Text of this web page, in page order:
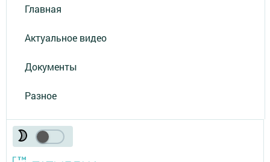
Главная
Актуальное видео
Документы
Разное